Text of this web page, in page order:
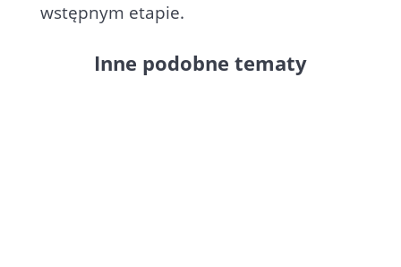
wstępnym etapie.
Inne podobne tematy